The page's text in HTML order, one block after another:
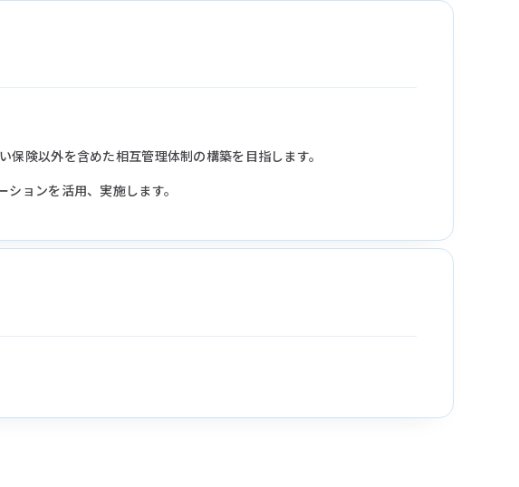
険以外を含めた相互管理体制の構築を目指します。
ョンを活用、実施します。